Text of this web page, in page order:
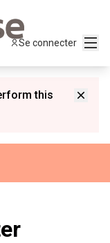
Se connecter
this